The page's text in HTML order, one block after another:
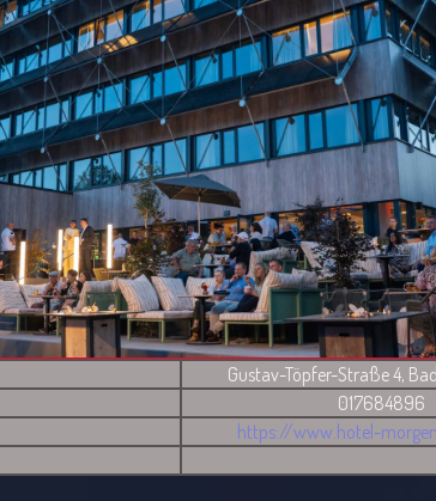
Gustav-Töpfer-Straße 4,
017684896
https://www.hotel-